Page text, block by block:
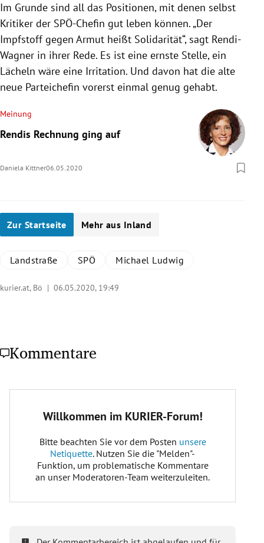
Im Grunde sind all das Positionen, mit denen selbst
Kritiker der SPÖ-Chefin gut leben können. „Der
Impfstoff gegen Armut heißt Solidarität“, sagt Rendi-
Wagner in ihrer Rede. Es ist eine ernste Stelle, ein
Lächeln wäre eine Irritation. Und davon hat die alte
neue Parteichefin vorerst einmal genug gehabt.
Meinung
Rendis Rechnung ging auf
Daniela Kittner06.05.2020
Zur Startseite Mehr aus Inland
Landstraße SPÖ Michael Ludwig
kurier.at, Bö | 06.05.2020, 19:49
Kommentare